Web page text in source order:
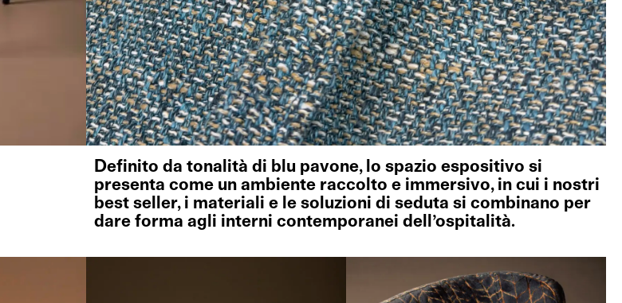
Definito da tonalità di blu pavone, lo spazio espositivo si
presenta come un ambiente raccolto e immersivo, in cui i nostri
best seller, i materiali e le soluzioni di seduta si combinano per
dare forma agli interni contemporanei dell’ospitalità.